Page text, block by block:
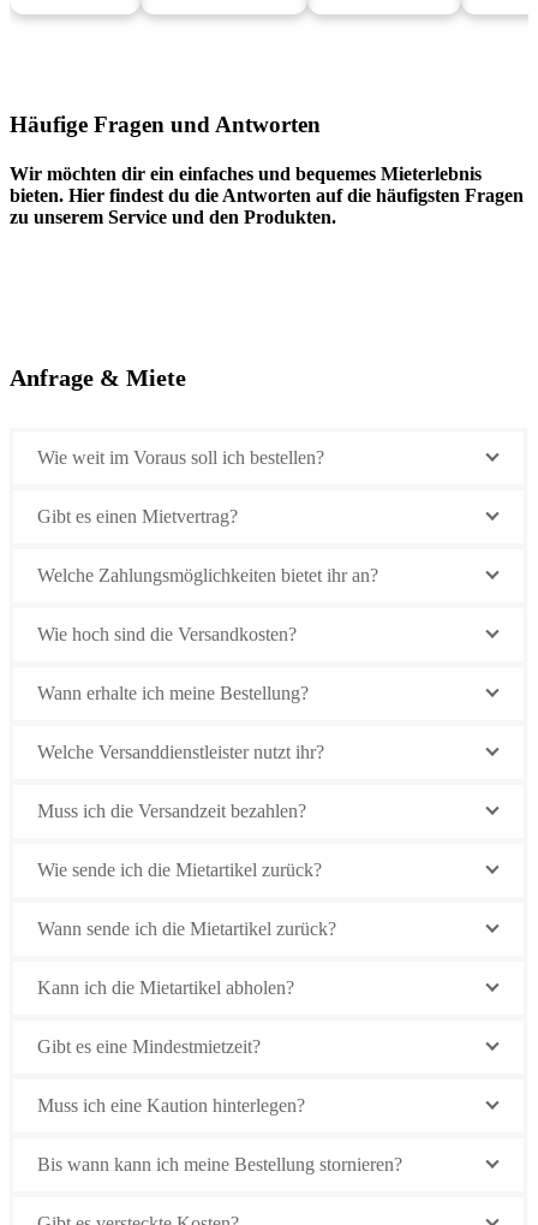
Häufige Fragen und Antworten
Wir möchten dir ein einfaches und bequemes Mieterlebnis
bieten. Hier findest du die Antworten auf die häufigsten Fragen
zu unserem Service und den Produkten.
Anfrage & Miete
Wie weit im Voraus soll ich bestellen?
Gibt es einen Mietvertrag?
Welche Zahlungsmöglichkeiten bietet ihr an?
Wie hoch sind die Versandkosten?
Wann erhalte ich meine Bestellung?
Welche Versanddienstleister nutzt ihr?
Muss ich die Versandzeit bezahlen?
Wie sende ich die Mietartikel zurück?
Wann sende ich die Mietartikel zurück?
Kann ich die Mietartikel abholen?
Gibt es eine Mindestmietzeit?
Muss ich eine Kaution hinterlegen?
Bis wann kann ich meine Bestellung stornieren?